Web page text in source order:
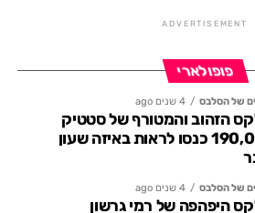
ADVERTISEMENT
פופולארי
של הסלבס 4 שנים ago
הזהוב והמטורף של סטטיק
ב190,000 כנסו לראות באיזה שעון
של הסלבס 4 שנים ago
היפהפה של רמי גרשון